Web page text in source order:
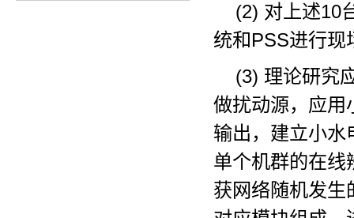
(2) 对上述10
统和PSS进行现
(3) 理论研究
做扰动源，应用
输出，建立小水
单个机群的在线
获网络随机发生